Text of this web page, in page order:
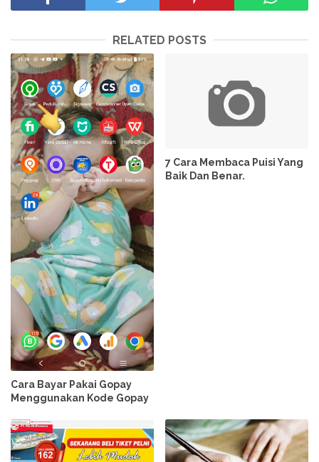
RELATED POSTS
Cara Bayar Pakai Gopay
Menggunakan Kode Gopay
7 Cara Membaca Puisi Yang
Baik Dan Benar.